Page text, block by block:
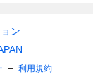
ン
利用規約